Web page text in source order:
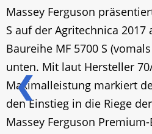
❮
Massey Ferguson
S auf der Agritechnica
Baureihe MF 5700 S
unten. Mit laut Hersteller
Maximalleistung markiert
den Einstieg in die Riege
Massey Ferguson